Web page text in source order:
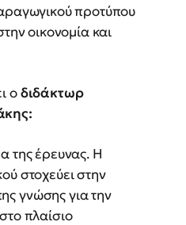
προτύπου
οικονομία και
οδιδάκτωρ
της έρευνας. Η
στοχεύει στην
γνώσης για την
πλαίσιο